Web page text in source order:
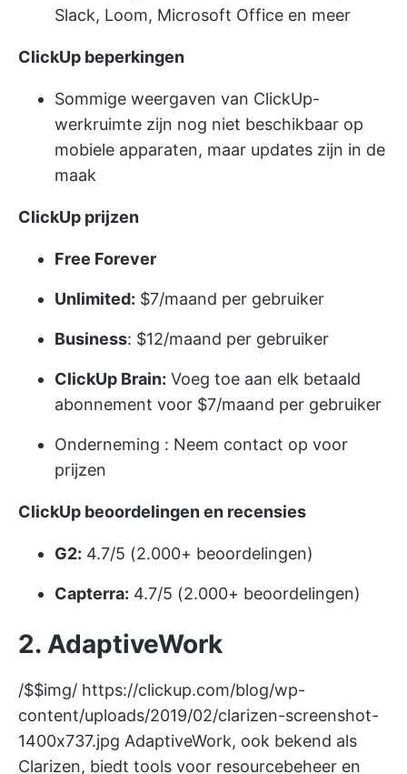
Slack, Loom, Microsoft Office en meer
ClickUp beperkingen
Sommige weergaven van ClickUp-
werkruimte zijn nog niet beschikbaar op
mobiele apparaten, maar updates zijn in de
maak
ClickUp prijzen
Free Forever
Unlimited: $7/maand per gebruiker
Business: $12/maand per gebruiker
ClickUp Brain: Voeg toe aan elk betaald
abonnement voor $7/maand per gebruiker
Onderneming : Neem contact op voor
prijzen
ClickUp beoordelingen en recensies
G2: 4.7/5 (2.000+ beoordelingen)
Capterra: 4.7/5 (2.000+ beoordelingen)
2. AdaptiveWork
/$$img/ https://clickup.com/blog/wp-
content/uploads/2019/02/clarizen-screenshot-
1400x737.jpg AdaptiveWork, ook bekend als
Clarizen, biedt tools voor resourcebeheer en